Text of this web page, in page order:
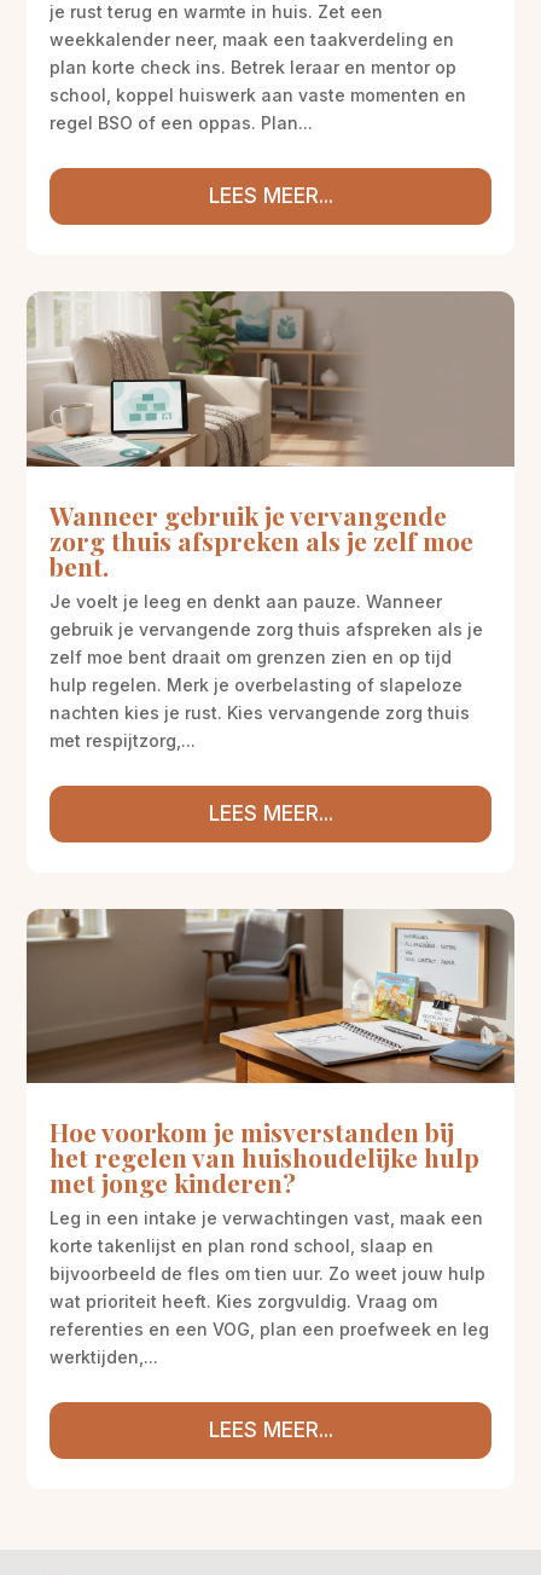
je rust terug en warmte in huis. Zet een
weekkalender neer, maak een taakverdeling en
plan korte check ins. Betrek leraar en mentor op
school, koppel huiswerk aan vaste momenten en
regel BSO of een oppas. Plan...
LEES MEER...
Wanneer gebruik je vervangende
zorg thuis afspreken als je zelf moe
bent.
Je voelt je leeg en denkt aan pauze. Wanneer
gebruik je vervangende zorg thuis afspreken als je
zelf moe bent draait om grenzen zien en op tijd
hulp regelen. Merk je overbelasting of slapeloze
nachten kies je rust. Kies vervangende zorg thuis
met respijtzorg,...
LEES MEER...
Hoe voorkom je misverstanden bij
het regelen van huishoudelijke hulp
met jonge kinderen?
Leg in een intake je verwachtingen vast, maak een
korte takenlijst en plan rond school, slaap en
bijvoorbeeld de fles om tien uur. Zo weet jouw hulp
wat prioriteit heeft. Kies zorgvuldig. Vraag om
referenties en een VOG, plan een proefweek en leg
werktijden,...
LEES MEER...